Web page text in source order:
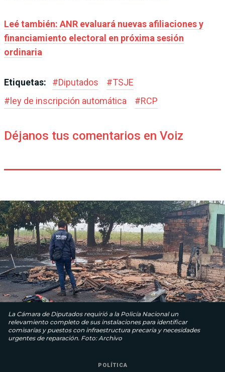
Leé también: ANR evaluará nuevas afiliaciones y
financiamiento electoral en próxima sesión
ordinaria
Etiquetas: #Diputados #TSJE
# ley de inscripción automática #RCP
Déjanos tus comentarios en Voiz
La Cámara de Diputados requirió a la Policía Nacional un
relevamiento completo de sus instalaciones para identificar
comisarías y puestos con infraestructura precaria y necesidades
urgentes de reparación. Foto: Archivo
POLÍTICA